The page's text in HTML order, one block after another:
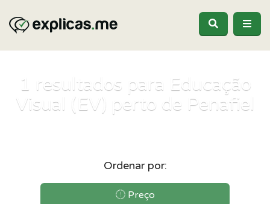
1 resultados para Educação
Visual (EV) perto de Penafiel
Ordenar por:
Preço